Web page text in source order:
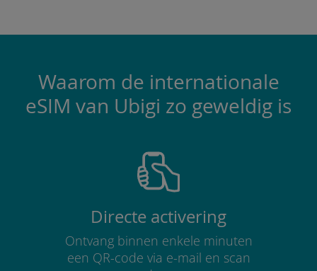
Waarom de internationale
eSIM van Ubigi zo geweldig is
Directe activering
Ontvang binnen enkele minuten
een QR-code via e-mail en scan